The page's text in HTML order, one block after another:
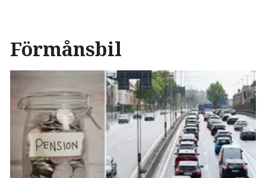
Förmånsbil